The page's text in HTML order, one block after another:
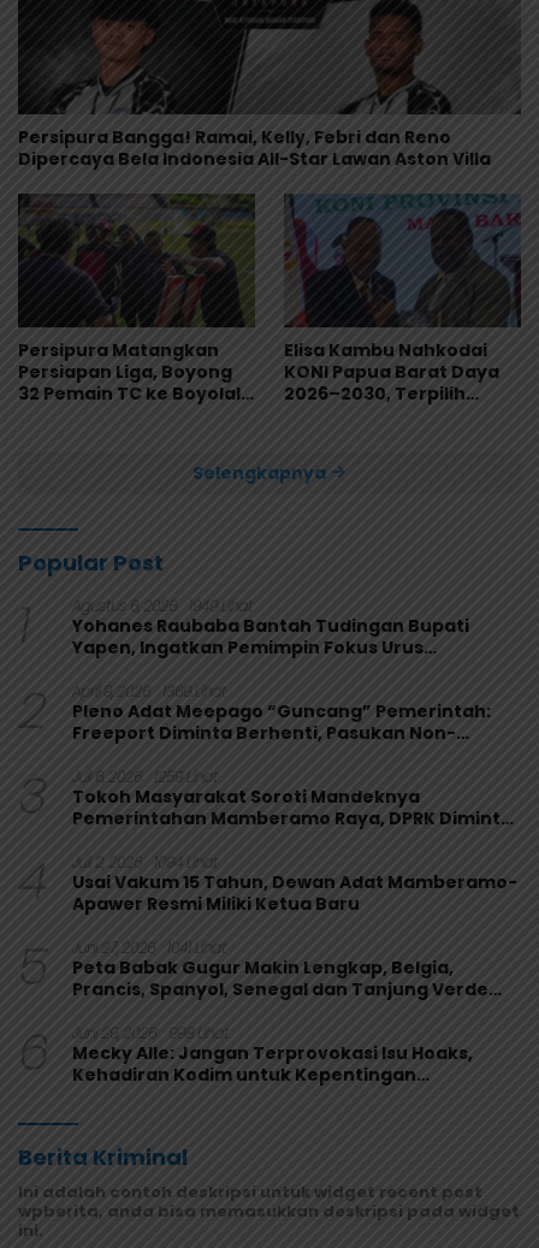
Persipura Bangga! Ramai, Kelly, Febri dan Reno
Dipercaya Bela Indonesia All-Star Lawan Aston Villa
Persipura Matangkan
Persiapan Liga, Boyong
32 Pemain TC ke Boyolali
Elisa Kambu Nahkodai
KONI Papua Barat Daya
2026–2030, Terpilih
Selengkapnya
Popular Post
1 Agustus 6, 2026 1949 Lihat
Yohanes Raubaba Bantah Tudingan Bupati
Yapen, Ingatkan Pemimpin Fokus Urus
2 April 9, 2026 1369 Lihat
Pleno Adat Meepago “Guncang” Pemerintah:
Freeport Diminta Berhenti, Pasukan Non-
3 Juli 6, 2026 1259 Lihat
Tokoh Masyarakat Soroti Mandeknya
Pemerintahan Mamberamo Raya, DPRK Diminta
4 Juli 2, 2026 1094 Lihat
Usai Vakum 15 Tahun, Dewan Adat Mamberamo-
Apawer Resmi Miliki Ketua Baru
5 Juni 27, 2026 1041 Lihat
Peta Babak Gugur Makin Lengkap, Belgia,
Prancis, Spanyol, Senegal dan Tanjung Verde
6 Juni 29, 2026 998 Lihat
Mecky Alle: Jangan Terprovokasi Isu Hoaks,
Kehadiran Kodim untuk Kepentingan
Berita Kriminal
Ini adalah contoh deskripsi untuk widget recent post
wpberita, anda bisa memasukkan deskripsi pada widget
ini.